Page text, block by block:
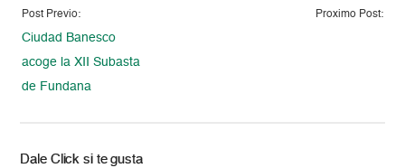
Post Previo:
Ciudad Banesco
acoge la XII Subasta
de Fundana
Proximo Post:
Dale Click si te gusta